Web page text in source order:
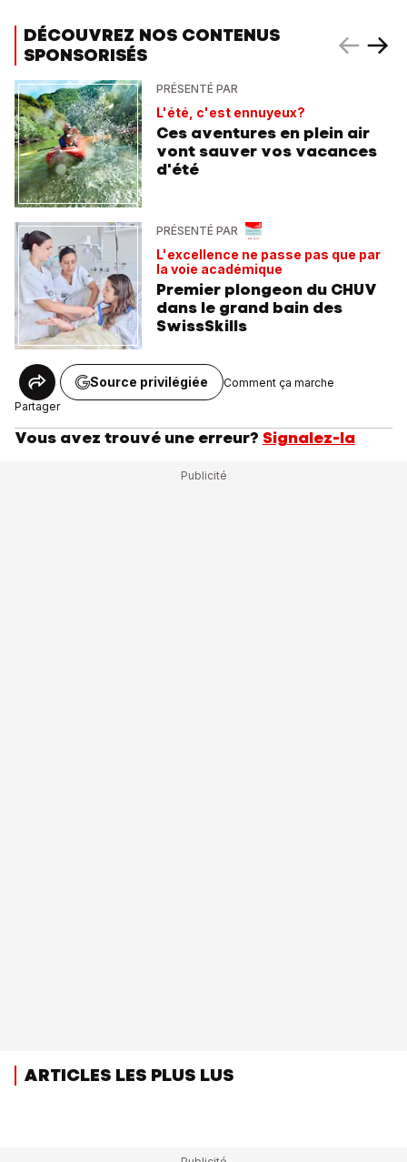
DÉCOUVREZ NOS CONTENUS
SPONSORISÉS
PRÉSENTÉ PAR
L'été, c'est ennuyeux?
Ces aventures en plein air
vont sauver vos vacances
d'été
PRÉSENTÉ PAR
L'excellence ne passe pas que par
la voie académique
Premier plongeon du CHUV
dans le grand bain des
SwissSkills
Partager
Source privilégiée Comment ça marche
Vous avez trouvé une erreur? Signalez-la
ARTICLES LES PLUS LUS